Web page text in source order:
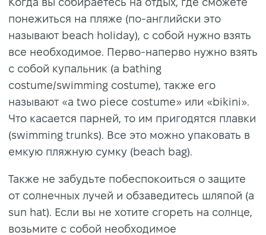
понежиться на пляже (по-английски это
называют beach holiday), с собой нужно взять
все необходимое. Перво-наперво нужно взять
с собой купальник (a bathing
costume/swimming costume), также его
называют «a two piece costume» или «bikini».
Что касается парней, то им пригодятся плавки
(swimming trunks). Все это можно упаковать в
емкую пляжную сумку (beach bag).
Также не забудьте побеспокоиться о защите
от солнечных лучей и обзаведитесь шляпой (a
sun hat). Если вы не хотите сгореть на солнце,
возьмите с собой необходимое